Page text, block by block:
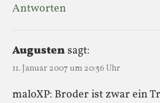
Antworten
Augustensagt:
11. Januar 2007 um 20:56 Uhr
maloXP: Broder ist zwar ein